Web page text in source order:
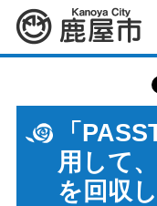
鹿屋市
「
用して
を回収